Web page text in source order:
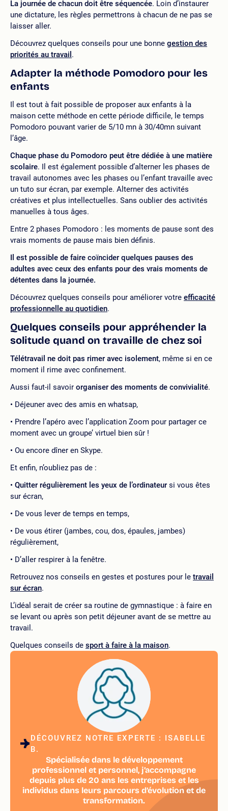
La journée de chacun doit être séquencée. Loin d’instaurer
une dictature, les règles permettrons à chacun de ne pas se
laisser aller.
Découvrez quelques conseils pour une bonne gestion des
priorités au travail .
Adapter la méthode Pomodoro pour les
enfants
Il est tout à fait possible de proposer aux enfants à la
maison cette méthode en cette période difficile, le temps
Pomodoro pouvant varier de 5/10 mn à 30/40mn suivant
l’âge.
Chaque phase du Pomodoro peut être dédiée à une matière
scolaire. Il est également possible d’alterner les phases de
travail autonomes avec les phases ou l’enfant travaille avec
un tuto sur écran, par exemple. Alterner des activités
créatives et plus intellectuelles. Sans oublier des activités
manuelles à tous âges.
Entre 2 phases Pomodoro : les moments de pause sont des
vrais moments de pause mais bien définis.
Il est possible de faire coïncider quelques pauses des
adultes avec ceux des enfants pour des vrais moments de
détentes dans la journée.
Découvrez quelques conseils pour améliorer votre efficacité
professionnelle au quotidien.
Quelques conseils pour appréhender la
solitude quand on travaille de chez soi
Télétravail ne doit pas rimer avec isolement, même si en ce
moment il rime avec confinement.
Aussi faut-il savoir organiser des moments de convivialité.
Déjeuner avec des amis en whatsap,
Prendre l’apéro avec l’application Zoom pour partager ce
moment avec un groupe’ virtuel bien sûr !
Ou encore dîner en Skype.
Et enfin, n’oubliez pas de :
Quitter régulièrement les yeux de l’ordinateur si vous êtes
sur écran,
De vous lever de temps en temps,
De vous étirer (jambes, cou, dos, épaules, jambes)
régulièrement,
D’aller respirer à la fenêtre.
Retrouvez nos conseils en gestes et postures pour le travail
sur écran.
L’idéal serait de créer sa routine de gymnastique : à faire en
se levant ou après son petit déjeuner avant de se mettre au
travail.
Quelques conseils de sport à faire à la maison.
DÉCOUVREZ NOTRE EXPERTE : ISABELLE
B.
Spécialisée dans le développement
professionnel et personnel, j’accompagne
depuis plus de 20 ans les entreprises et les
individus dans leurs parcours d’évolution et de
transformation.